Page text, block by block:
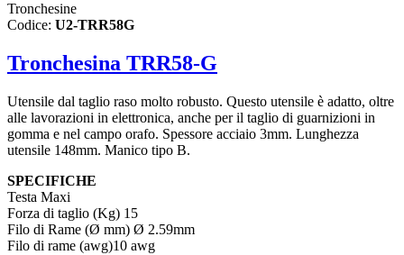
Tronchesine
Codice: U2-TRR58G
Tronchesina TRR58-G
Utensile dal taglio raso molto robusto. Questo utensile è adatto, oltre
alle lavorazioni in elettronica, anche per il taglio di guarnizioni in
gomma e nel campo orafo. Spessore acciaio 3mm. Lunghezza
utensile 148mm. Manico tipo B.
SPECIFICHE
Testa Maxi
Forza di taglio (Kg) 15
Filo di Rame (Ø mm) Ø 2.59mm
Filo di rame (awg)10 awg